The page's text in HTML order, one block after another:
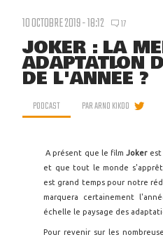
10 OCTOBRE 2019 - 18:12 17
JOKER : LA
ADAPTATION
DE L'ANNÉE ?
PODCAST PARARNO KIKOO
A présent que le filmJoker est
et que tout le monde
est grand temps pour notre
marquera certainement
échelle le paysage des
Pour revenir sur les